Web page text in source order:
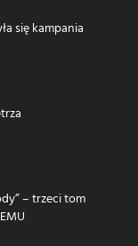
się kampania
– trzeci tom